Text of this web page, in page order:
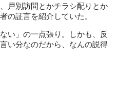
戸別訪問とかチラシ配りとか
の証言を紹介していた。
い」の一点張り。しかも、反
い分なのだから、なんの説得